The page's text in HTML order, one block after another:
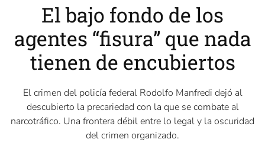
El bajo fondo de los
agentes “fisura” que nada
tienen de encubiertos
El crimen del policía federal Rodolfo Manfredi dejó al
descubierto la precariedad con la que se combate al
narcotráfico. Una frontera débil entre lo legal y la oscuridad
del crimen organizado.